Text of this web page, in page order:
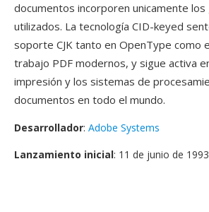
documentos incorporen unicamente
utilizados. La tecnología CID-keyed
soporte CJK tanto en OpenType como
trabajo PDF modernos, y sigue activa
impresión y los sistemas de
documentos en todo el mundo.
Desarrollador: Adobe Systems
Lanzamiento inicial: 11 de junio de 1993